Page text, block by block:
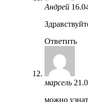
Андрей
Ответить
марсель
можно